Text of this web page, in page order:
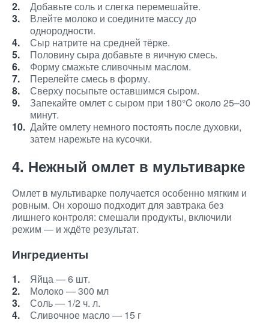
Добавьте соль и слегка перемешайте.
Влейте молоко и соедините массу до
однородности.
Сыр натрите на средней тёрке.
Половину сыра добавьте в яичную смесь.
Форму смажьте сливочным маслом.
Перелейте смесь в форму.
Сверху посыпьте оставшимся сыром.
Запекайте омлет с сыром при 180°C около 25–30
минут.
Дайте омлету немного постоять после духовки,
затем нарежьте на кусочки.
4. Нежный омлет в мультиварке
Омлет в мультиварке получается особенно мягким и
ровным. Он хорошо подходит для завтрака без
лишнего контроля: смешали продукты, включили
режим — и ждёте результат.
Ингредиенты
Яйца — 6 шт.
Молоко — 300 мл
Соль — 1/2 ч. л.
Сливочное масло — 15 г